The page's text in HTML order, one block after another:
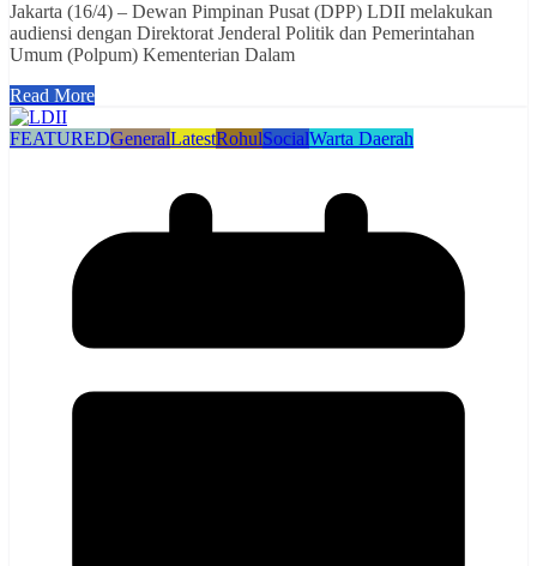
Jakarta (16/4) – Dewan Pimpinan Pusat (DPP) LDII melakukan
audiensi dengan Direktorat Jenderal Politik dan Pemerintahan
Umum (Polpum) Kementerian Dalam
Read More
FEATUREDGeneralLatestRohulSocialWarta Daerah